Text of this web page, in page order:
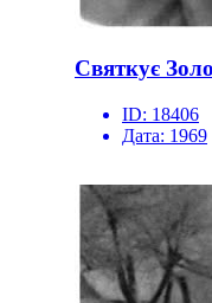
Святкує
ID: 18406
Дата: 1969